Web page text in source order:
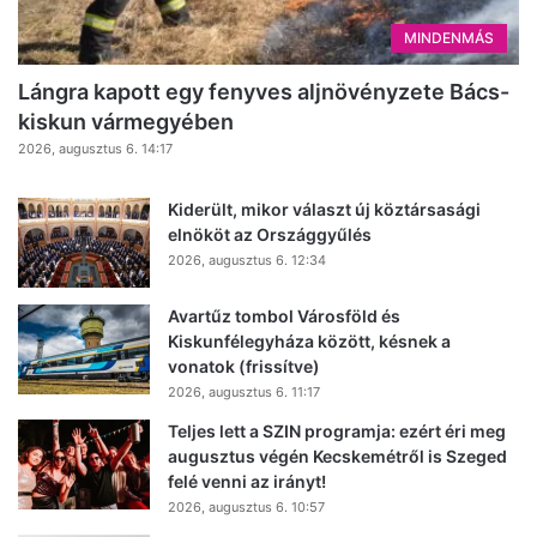
MINDENMÁS
Lángra kapott egy fenyves aljnövényzete Bács-
kiskun vármegyében
2026, augusztus 6. 14:17
Kiderült, mikor választ új köztársasági
elnököt az Országgyűlés
2026, augusztus 6. 12:34
Avartűz tombol Városföld és
Kiskunfélegyháza között, késnek a
vonatok (frissítve)
2026, augusztus 6. 11:17
Teljes lett a SZIN programja: ezért éri meg
augusztus végén Kecskemétről is Szeged
felé venni az irányt!
2026, augusztus 6. 10:57